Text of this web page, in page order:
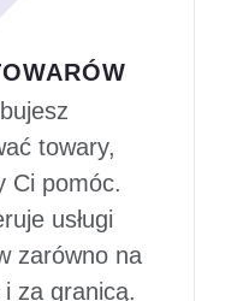
towary,
Ci pomóc.
usługi
zarówno na
za granicą.